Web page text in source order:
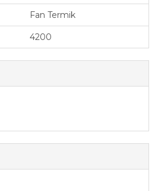
Fan Termik
4200